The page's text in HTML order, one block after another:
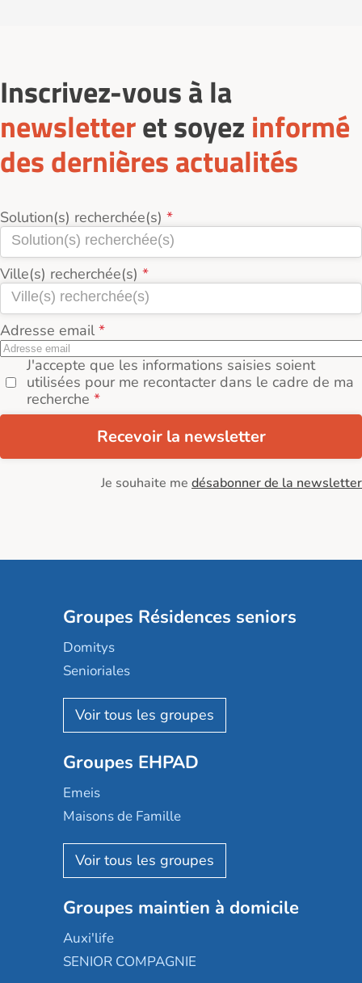
Inscrivez-vous à la
newsletteret soyez informé
des dernières actualités
Solution(s) recherchée(s)
Ville(s) recherchée(s)
Adresse email
J'accepte que les informations saisies soient
utilisées pour me recontacter dans le cadre de ma
recherche
Recevoir la newsletter
Je souhaite me désabonner de la newsletter
Groupes Résidences seniors
Domitys
Senioriales
Nohée
Les Résidentiels
Mobicap
Domusvi
Happy Senior
Aquarelia
Nexity edenea
Les jardins d'Arcadie
Occitalia
Appartseniors
Groupes EHPAD
Emeis
Maisons de Famille
Korian
Emera
Groupe SOS
Le Noble Âge
Almage
Groupes maintien à domicile
Auxi'life
SENIOR COMPAGNIE